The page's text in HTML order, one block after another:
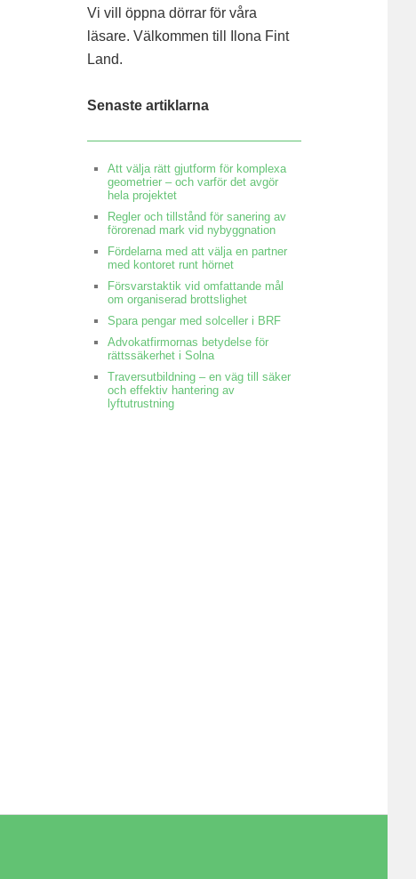
Vi vill öppna dörrar för våra
läsare. Välkommen till Ilona Fint
Land.
Senaste artiklarna
Att välja rätt gjutform för komplexa
geometrier – och varför det avgör
hela projektet
Regler och tillstånd för sanering av
förorenad mark vid nybyggnation
Fördelarna med att välja en partner
med kontoret runt hörnet
Försvarstaktik vid omfattande mål
om organiserad brottslighet
Spara pengar med solceller i BRF
Advokatfirmornas betydelse för
rättssäkerhet i Solna
Traversutbildning – en väg till säker
och effektiv hantering av
lyftutrustning